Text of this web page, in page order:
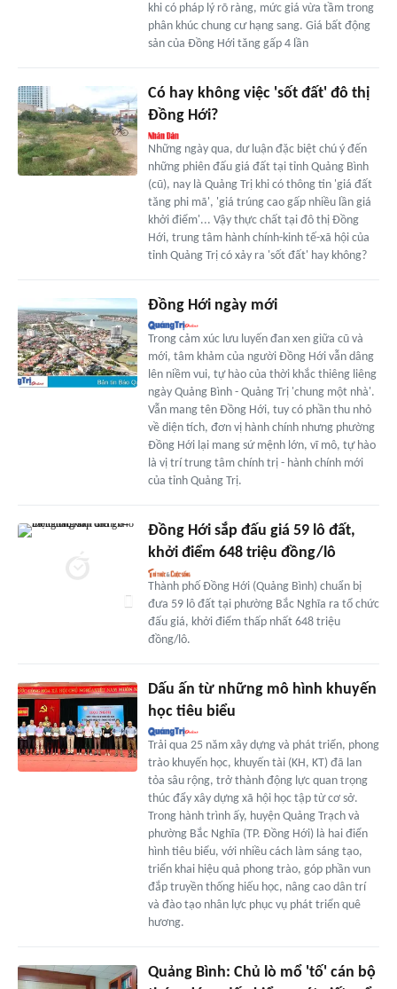
khi có pháp lý rõ ràng, mức giá vừa tầm trong
phân khúc chung cư hạng sang. Giá bất động
sản của Đồng Hới tăng gấp 4 lần
Có hay không việc 'sốt đất' đô thị
Đồng Hới?
Những ngày qua, dư luận đặc biệt chú ý đến
những phiên đấu giá đất tại tỉnh Quảng Bình
(cũ), nay là Quảng Trị khi có thông tin 'giá đất
tăng phi mã', 'giá trúng cao gấp nhiều lần giá
khởi điểm'... Vậy thực chất tại đô thị Đồng
Hới, trung tâm hành chính-kinh tế-xã hội của
tỉnh Quảng Trị có xảy ra 'sốt đất' hay không?
Đồng Hới ngày mới
Trong cảm xúc lưu luyến đan xen giữa cũ và
mới, tâm khảm của người Đồng Hới vẫn dâng
lên niềm vui, tự hào của thời khắc thiêng liêng
ngày Quảng Bình - Quảng Trị 'chung một nhà'.
Vẫn mang tên Đồng Hới, tuy có phần thu nhỏ
về diện tích, đơn vị hành chính nhưng phường
Đồng Hới lại mang sứ mệnh lớn, vĩ mô, tự hào
là vị trí trung tâm chính trị - hành chính mới
của tỉnh Quảng Trị.
Đồng Hới sắp đấu giá 59 lô đất,
khởi điểm 648 triệu đồng/lô
Thành phố Đồng Hới (Quảng Bình) chuẩn bị
đưa 59 lô đất tại phường Bắc Nghĩa ra tổ chức
đấu giá, khởi điểm thấp nhất 648 triệu
đồng/lô.
Dấu ấn từ những mô hình khuyến
học tiêu biểu
Trải qua 25 năm xây dựng và phát triển, phong
trào khuyến học, khuyến tài (KH, KT) đã lan
tỏa sâu rộng, trở thành động lực quan trọng
thúc đẩy xây dựng xã hội học tập từ cơ sở.
Trong hành trình ấy, huyện Quảng Trạch và
phường Bắc Nghĩa (TP. Đồng Hới) là hai điển
hình tiêu biểu, với nhiều cách làm sáng tạo,
triển khai hiệu quả phong trào, góp phần vun
đắp truyền thống hiếu học, nâng cao dân trí
và đào tạo nhân lực phục vụ phát triển quê
hương.
Quảng Bình: Chủ lò mổ 'tố' cán bộ